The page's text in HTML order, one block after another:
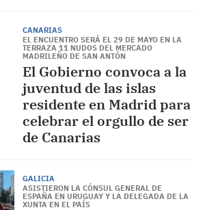
CANARIAS
EL ENCUENTRO SERÁ EL 29 DE MAYO EN LA
TERRAZA 11 NUDOS DEL MERCADO
MADRILEÑO DE SAN ANTÓN
El Gobierno convoca a la
juventud de las islas
residente en Madrid para
celebrar el orgullo de ser
de Canarias
GALICIA
ASISTIERON LA CÓNSUL GENERAL DE
ESPAÑA EN URUGUAY Y LA DELEGADA DE LA
XUNTA EN EL PAÍS